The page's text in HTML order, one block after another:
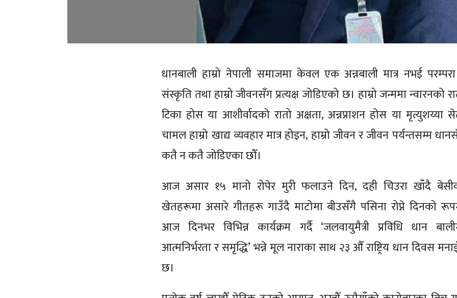
धानबाली हाम्रो नेपाली समाजमा केवल एक अन्नबाली मात्र नभई
संस्कृति तथा हाम्रो जीवनसँग प्रत्यक्ष जोडिएको छ। हाम्रो जन्ममा न्वारनको
टिका होस या आशीर्वादको रातो अक्षता, अन्नप्राशन होस या मृत्युशय्या
चामल हाम्रो खाद्य व्यवहार मात्र होइन, हाम्रो जीवन र जीवन पर्यन्तसम्म
कतै न कतै जोडिएका छौँ।
आज असार १५ मानो रोपेर मुरी फलाउने दिन, दही चिउरा खाँदै
खेतहरूमा असारे गीतहरू गाउँदै माटोमा बीउसँगै पसिना रोप्ने दिनको
आज दिनभर विभिन्न कार्यक्रम गर्दै ‘जलवायुमैत्री प्रविधि धान
आत्मनिर्भरता र समृद्धि’ भन्ने मूल नाराका साथ २३ औँ राष्ट्रिय धान दिवस
छ।